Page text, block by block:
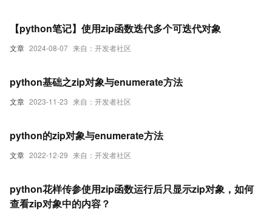
文章 2024-08-07 来自：开发者社区
【python笔记】使用zip函数迭代多个可迭代对象
文章 2023-11-23 来自：开发者社区
python基础之zip对象与enumerate方法
文章 2022-12-29 来自：开发者社区
python的zip对象与enumerate方法
python花样传参使用zip函数运行后只显示zip对象，如何
查看zip对象中的内容？